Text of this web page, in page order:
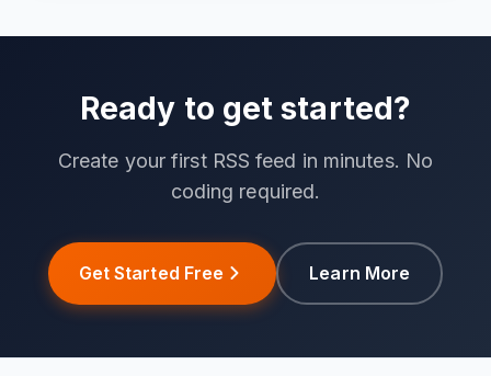
Ready to get started?
Create your first RSS feed in minutes. No
coding required.
Get Started Free Learn More